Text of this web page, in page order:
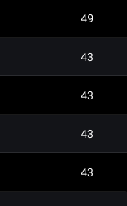
49
43
43
43
43